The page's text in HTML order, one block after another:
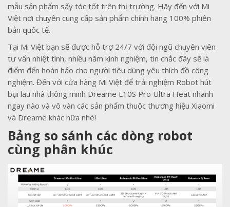
mẫu sản phẩm sấy tóc tốt trên thị trường. Hãy đến với Mi
Việt nơi chuyên cung cấp sản phẩm chính hãng 100% phiên
bản quốc tế.
Tại Mi Việt bạn sẽ được hỗ trợ 24/7 với đội ngũ chuyên viên
tư vấn nhiệt tình, nhiều năm kinh nghiệm, tin chắc đây sẽ là
điểm đến hoàn hảo cho người tiêu dùng yêu thích đồ công
nghiệm. Đến với cửa hàng Mi Việt để trải nghiệm Robot hút
bụi lau nhà thông minh Dreame L10S Pro Ultra Heat nhanh
ngay nào và vô vàn các sản phẩm thuộc thương hiệu Xiaomi
và Dreame khác nữa nhé!
Bảng so sánh các dòng robot
cùng phân khúc